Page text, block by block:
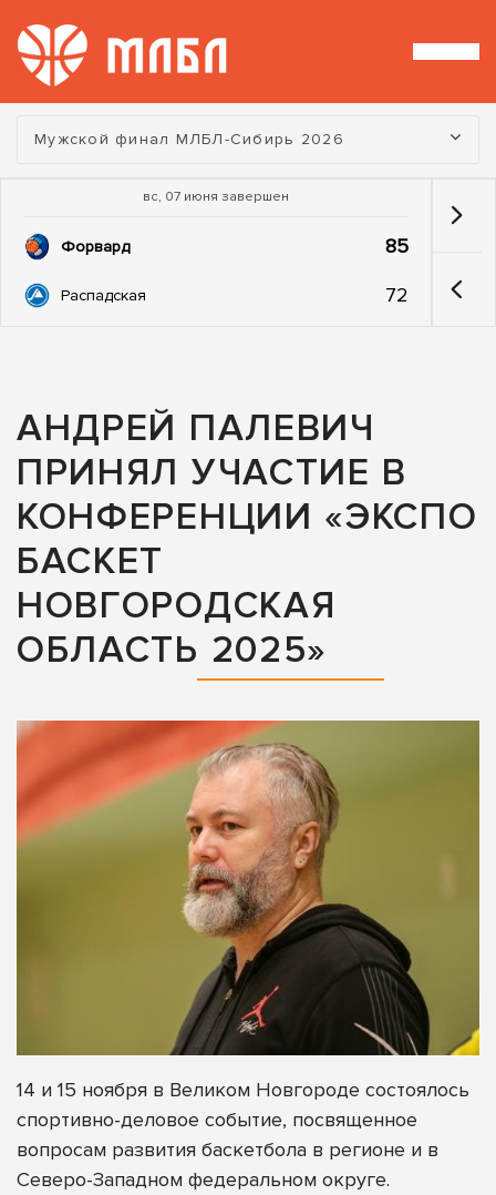
Турнир:
Мужской финал МЛБЛ-Сибирь 2026
вс, 07 июня завершен
Форвард 85
Распадская 72
АНДРЕЙ ПАЛЕВИЧ
ПРИНЯЛ УЧАСТИЕ В
КОНФЕРЕНЦИИ «ЭКСПО
БАСКЕТ
НОВГОРОДСКАЯ
ОБЛАСТЬ 2025»
14 и 15 ноября в Великом Новгороде состоялось
спортивно-деловое событие, посвященное
вопросам развития баскетбола в регионе и в
Северо-Западном федеральном округе.